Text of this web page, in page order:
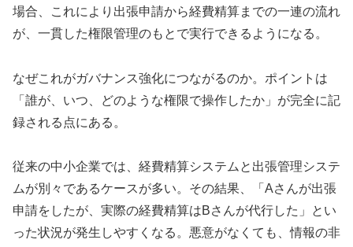
場合、これにより出張申請から経費精算までの一連の流れ
が、一貫した権限管理のもとで実行できるようになる。
なぜこれがガバナンス強化につながるのか。ポイントは
「誰が、いつ、どのような権限で操作したか」が完全に記
録される点にある。
従来の中小企業では、経費精算システムと出張管理システ
ムが別々であるケースが多い。その結果、「Aさんが出張
申請をしたが、実際の経費精算はBさんが代行した」とい
った状況が発生しやすくなる。悪意がなくても、情報の非